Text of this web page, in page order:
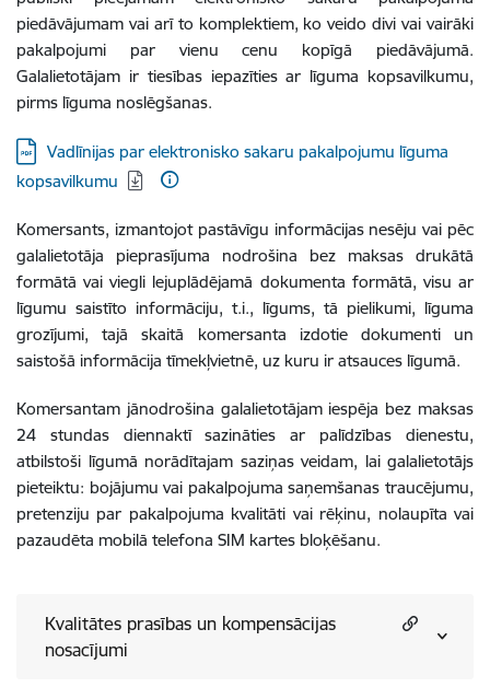
piedāvājumam vai arī to komplektiem, ko veido divi vai vairāki
pakalpojumi par vienu cenu kopīgā piedāvājumā.
Galalietotājam ir tiesības iepazīties ar līguma kopsavilkumu,
pirms līguma noslēgšanas.
Lejupielādēt:
Vadlīnijas par elektronisko sakaru pakalpojumu līguma
kopsavilkumu
Komersants, izmantojot pastāvīgu informācijas nesēju vai pēc
galalietotāja pieprasījuma nodrošina bez maksas drukātā
formātā vai viegli lejuplādējamā dokumenta formātā, visu ar
līgumu saistīto informāciju, t.i., līgums, tā pielikumi, līguma
grozījumi, tajā skaitā komersanta izdotie dokumenti un
saistošā informācija tīmekļvietnē, uz kuru ir atsauces līgumā.
Komersantam jānodrošina galalietotājam iespēja bez maksas
24 stundas diennaktī sazināties ar palīdzības dienestu,
atbilstoši līgumā norādītajam saziņas veidam, lai galalietotājs
pieteiktu: bojājumu vai pakalpojuma saņemšanas traucējumu,
pretenziju par pakalpojuma kvalitāti vai rēķinu, nolaupīta vai
pazaudēta mobilā telefona SIM kartes bloķēšanu.
Kvalitātes prasības un kompensācijas
nosacījumi